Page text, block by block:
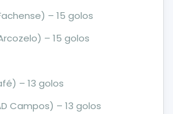
– 15 golos
– 15 golos
– 13 golos
Campos) – 13 golos